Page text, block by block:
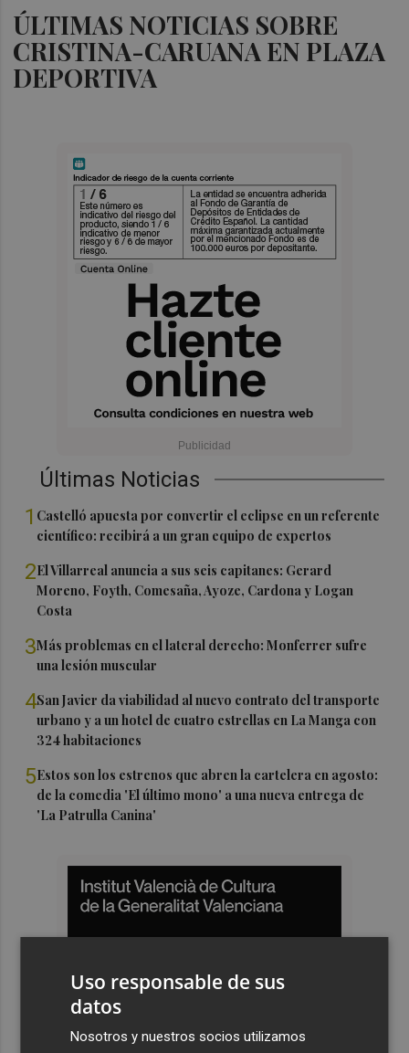
ÚLTIMAS NOTICIAS SOBRE
CRISTINA-CARUANA EN PLAZA
DEPORTIVA
Últimas Noticias
1 Castelló apuesta por convertir el eclipse en un referente
científico: recibirá a un gran equipo de expertos
2El Villarreal anuncia a sus seis capitanes: Gerard
Moreno, Foyth, Comesaña, Ayoze, Cardona y Logan
Costa
3Más problemas en el lateral derecho: Monferrer sufre
una lesión muscular
4San Javier da viabilidad al nuevo contrato del transporte
urbano y a un hotel de cuatro estrellas en La Manga con
324 habitaciones
5Estos son los estrenos que abren la cartelera en agosto:
de la comedia 'El último mono' a una nueva entrega de
'La Patrulla Canina'
Uso responsable de sus
datos
Nosotros y nuestros socios utilizamos